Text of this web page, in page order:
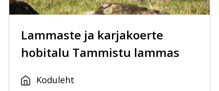
Lammaste ja karjakoerte
hobitalu Tammistu lammas
Koduleht